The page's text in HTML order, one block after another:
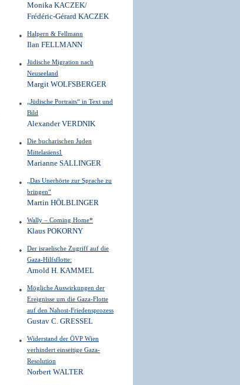
Monika KACZEK/
Frédéric-Gérard KACZEK
Halpern & Fellmann
Ilan FELLMANN
Jüdische Migration nach
Neuseeland
Margit WOLFSBERGER
„Jüdische Portraits“ in Text und
Bild
Alexander VERDNIK
Die bucharischen Juden
Mittelasiens1
Marianne SALLINGER
„Das Unerhörte zur Sprache zu
bringen“
Martin HÖLBLINGER
Wally – Coming Home*
Klaus POKORNY
Der israelische Zugriff auf die
Gaza-Hilfsflotte:
Arnold H. KAMMEL
Mögliche Auswirkungen der
Ereignisse um die Gaza-Flotte
auf den Nahost-Friedensprozess
Gustav C. GRESSEL
Widerstand der ÖVP Wien
verhindert einseitige Gaza-
Resolution
Norbert WALTER